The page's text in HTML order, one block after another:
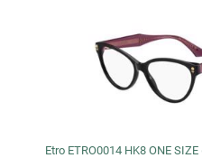
Etro ETRO0014 HK8 ONE